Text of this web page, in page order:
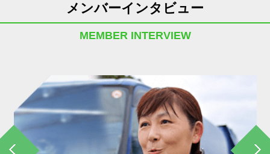
メンバーインタビュー
MEMBER INTERVIEW